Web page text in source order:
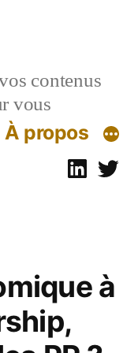
contenus
vous
À propos
à